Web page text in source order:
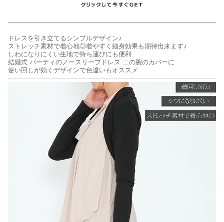
ドレスを引き立てるシンプルデザイン♪
ストレッチ素材で着心地◎着やすく細身効果も期待出来ます♪
しわになりにくい生地で持ち運びにも便利
結婚式 パーティのノースリーブドレス 二の腕のカバーに
使い回しが効くデザインで色違いもオススメ